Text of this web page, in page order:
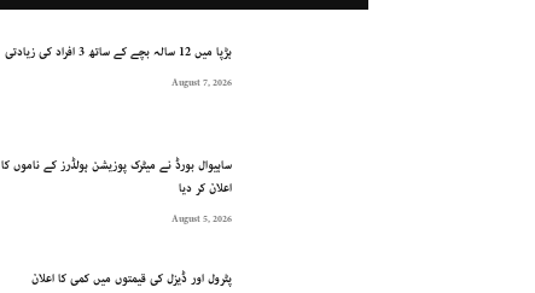
ہڑپا میں 12 سالہ بچے کے ساتھ 3 افراد کی زیادتی
August 7, 2026
ساہیوال بورڈ نے میٹرک پوزیشن ہولڈرز کے ناموں کا
اعلان کر دیا
August 5, 2026
پٹرول اور ڈیزل کی قیمتوں میں کمی کا اعلان